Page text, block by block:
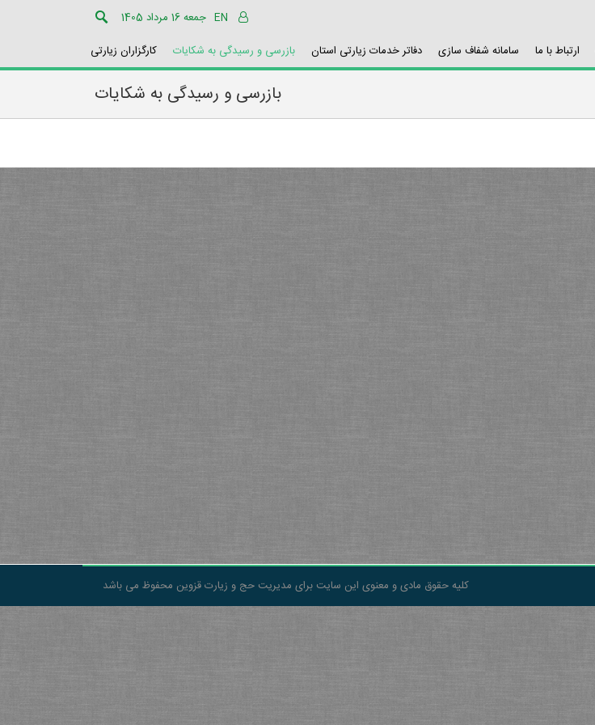
جمعه 16 مرداد 1405 EN
ارتباط با ما سامانه شفاف سازی دفاتر خدمات زیارتی استان بازرسی و رسیدگی به شکایات کارگزاران زیارتی
بازرسی و رسیدگی به شکایات
کلیه حقوق مادی و معنوی این سایت برای مدیریت حج و زیارت قزوین محفوظ می باشد